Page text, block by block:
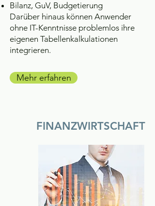
Bilanz, GuV, Budgetierung
Darüber hinaus können Anwender
ohne IT-Kenntnisse problemlos ihre
eigenen Tabellenkalkulationen
integrieren.
Mehr erfahren
FINANZWIRTSCHAFT